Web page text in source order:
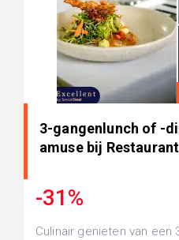
3-gangenlunch of -
amuse bij
-31%
Culinair genieten van een